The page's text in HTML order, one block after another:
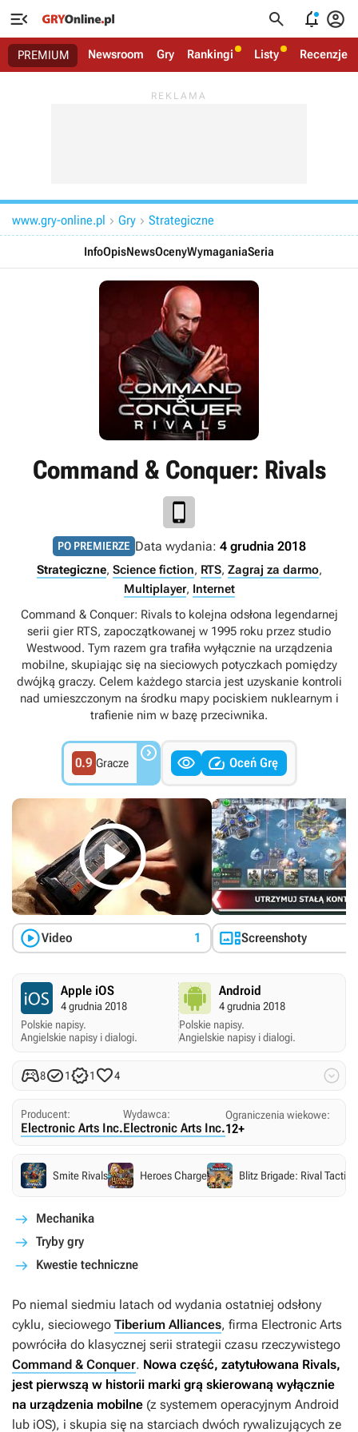
   
PREMIUM Newsroom Gry Rankingi Listy Recenzje
www.gry-online.pl  Gry  Strategiczne
InfoOpisNewsOcenyWymaganiaSeria
Command & Conquer: Rivals
PO PREMIERZE Data wydania: 4 grudnia 2018
Strategiczne, Science fiction, RTS, Zagraj za darmo,
Multiplayer, Internet
Command & Conquer: Rivals to kolejna odsłona legendarnej
serii gier RTS, zapoczątkowanej w 1995 roku przez studio
Westwood. Tym razem gra trafiła wyłącznie na urządzenia
mobilne, skupiając się na sieciowych potyczkach pomiędzy
dwójką graczy. Celem każdego starcia jest uzyskanie kontroli
nad umieszczonym na środku mapy pociskiem nuklearnym i
trafienie nim w bazę przeciwnika.
0.9 Gracze    Oceń Grę

Video 1 Screenshoty
Apple iOS
4 grudnia 2018
Polskie napisy.
Angielskie napisy i dialogi.
Android
4 grudnia 2018
Polskie napisy.
Angielskie napisy i dialogi.
811 4 
Producent:
Electronic Arts Inc.
Wydawca:
Electronic Arts Inc.
Ograniczenia wiekowe:
12+
Smite Rivals Heroes Charge Blitz Brigade: Rival Tactics
Mechanika
Tryby gry
Kwestie techniczne
Po niemal siedmiu latach od wydania ostatniej odsłony
cyklu, sieciowego Tiberium Alliances, firma Electronic Arts
powróciła do klasycznej serii strategii czasu rzeczywistego
Command & Conquer. Nowa część, zatytułowana Rivals,
jest pierwszą w historii marki grą skierowaną wyłącznie
na urządzenia mobilne (z systemem operacyjnym Android
lub iOS), i skupia się na starciach dwóch rywalizujących ze